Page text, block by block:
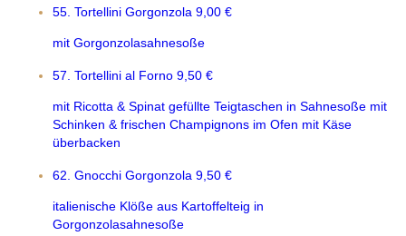
55. Tortellini Gorgonzola 9,00 €
mit Gorgonzolasahnesoße
57. Tortellini al Forno 9,50 €
mit Ricotta & Spinat gefüllte Teigtaschen in Sahnesoße mit
Schinken & frischen Champignons im Ofen mit Käse
überbacken
62. Gnocchi Gorgonzola 9,50 €
italienische Klöße aus Kartoffelteig in
Gorgonzolasahnesoße